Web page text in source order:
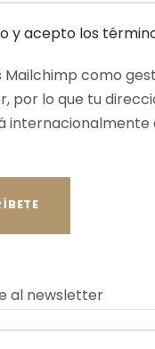
y acepto los
Mailchimp como
por lo que tu
internacionalmente
al newsletter